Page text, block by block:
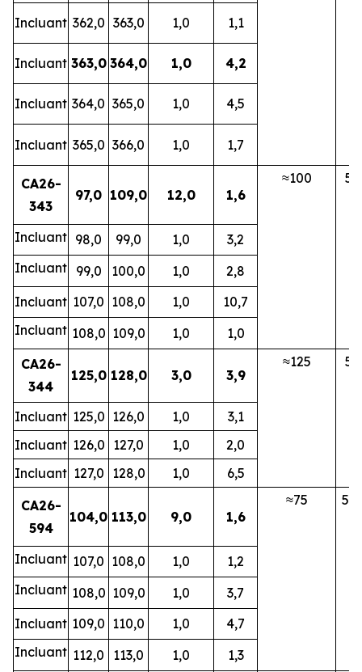
Incluant 362,0 363,0 1,0 1,1
Incluant 363,0 364,0 1,0 4,2
Incluant 364,0 365,0 1,0 4,5
Incluant 365,0 366,0 1,0 1,7
CA26-
343
97,0 109,0 12,0 1,6
≈100
Incluant 98,0 99,0 1,0
3,2
Incluant 99,0 100,0 1,0
2,8
Incluant 107,0 108,0 1,0
10,7
Incluant 108,0 109,0 1,0
1,0
CA26-
344
125,0 128,0 3,0 3,9
≈125
Incluant 125,0 126,0 1,0
3,1
Incluant 126,0 127,0 1,0
2,0
Incluant 127,0 128,0 1,0
6,5
CA26-
594
104,0 113,0 9,0 1,6
≈75
Incluant 107,0 108,0 1,0
1,2
Incluant 108,0 109,0 1,0
3,7
Incluant 109,0 110,0 1,0
4,7
Incluant 112,0 113,0 1,0
1,3